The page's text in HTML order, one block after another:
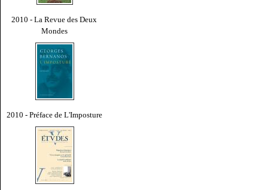
2010 - La Revue des Deux
Mondes
2010 - Préface de L'Imposture